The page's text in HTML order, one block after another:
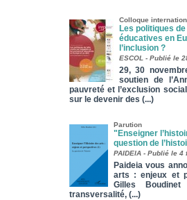
Colloque
Les politiques
éducatives en
l’inclusion ?
ESCOL - Publié le
29, 30
soutien de
pauvreté et l’exclusion
sur le devenir des (...)
Parution
"Enseigner
question de
PAIDEIA - Publié le 4
Paideia vous
arts : enjeux et
Gilles
transversalité, (...)